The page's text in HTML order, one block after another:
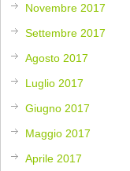
Novembre 2017
Settembre 2017
Agosto 2017
Luglio 2017
Giugno 2017
Maggio 2017
Aprile 2017